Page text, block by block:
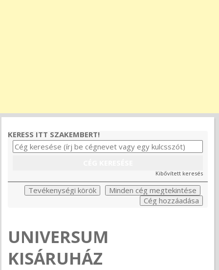
KERESS ITT SZAKEMBERT!
Kibővített keresés
UNIVERSUM
KISÁRUHÁZ